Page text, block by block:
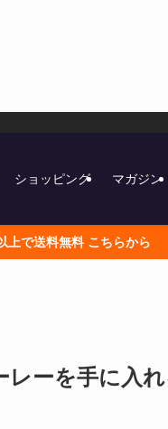
ショッピング マガジン
ーを手に入